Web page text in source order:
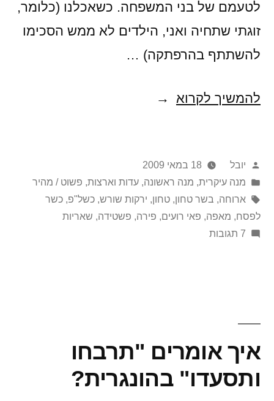
לטעמם של בני המשפחה. כשאכלנו (כלומר,
זוגתי שתחיה ואני, הילדים לא ממש הסכימו
להשתתף בהרפתקה) …
להמשיך לקרוא שבר
–
הפוסט
שכמעט
פורסם
על
ידי
יובל
18 במאי 2009
Posted
in
מנה עיקרית, מנה ראשונה, עדות וארצות, פשוט / מהיר
תגיות:
ארוחה, בשר טחון, טחון, ירקות שורש, כשל"פ, כשר
לפסח, מאפה, פאי רועים, פירה, פשטידה, שאריות
7 תגובות
על
ולא
נכתב)
איך אומרים "תרבחו
ותסעדו" בהונגרית?